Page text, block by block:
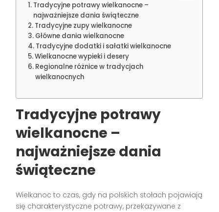
Tradycyjne potrawy wielkanocne –
najważniejsze dania świąteczne
Tradycyjne zupy wielkanocne
Główne dania wielkanocne
Tradycyjne dodatki i sałatki wielkanocne
Wielkanocne wypieki i desery
Regionalne różnice w tradycjach
wielkanocnych
Tradycyjne potrawy
wielkanocne –
najważniejsze dania
świąteczne
Wielkanoc to czas, gdy na polskich stołach pojawiają
się charakterystyczne potrawy, przekazywane z